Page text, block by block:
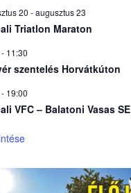
20 -augusztus 23
Triatlon Maraton
- 11:30
szentelés Horvátkúton
- 19:00
VFC – Balatoni Vasas SE